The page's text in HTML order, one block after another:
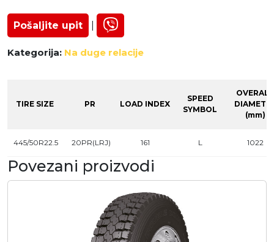
Pošaljite upit
Kategorija: Na duge relacije
TIRE SIZE PR LOAD INDEX
SPEED
SYMBOL
OVERALL
(mm)
445/50R22.5 20PR(LRJ) 161 L 1022
Povezani proizvodi